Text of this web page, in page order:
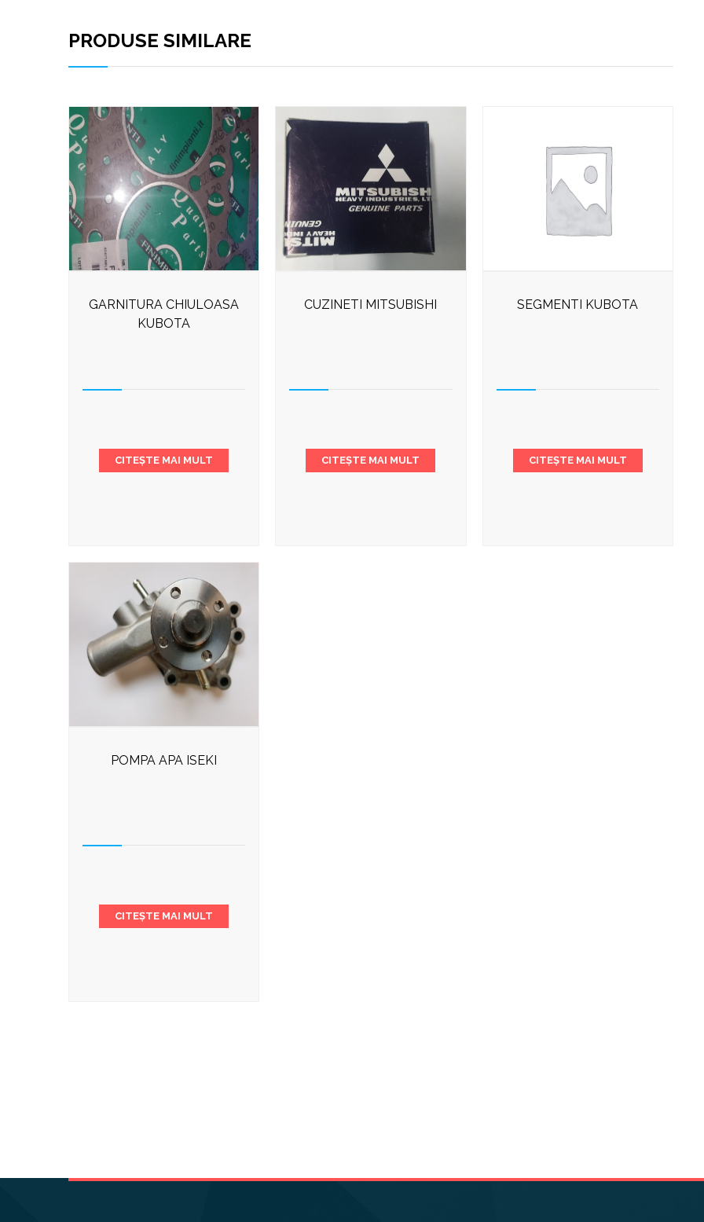
PRODUSE SIMILARE
GARNITURA CHIULOASA
KUBOTA
CITEȘTE MAI MULT
CUZINETI MITSUBISHI
CITEȘTE MAI MULT
SEGMENTI KUBOTA
CITEȘTE MAI MULT
POMPA APA ISEKI
CITEȘTE MAI MULT